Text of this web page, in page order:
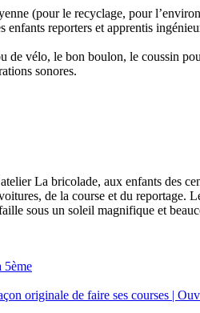
(pour le recyclage, pour
enfants reporters et apprentis
de vélo, le bon boulon, le coussin
sonores.
La bricolade, aux enfants des
de la course et du reportage.
sous un soleil magnifique et
5ème
originale de faire ses courses |